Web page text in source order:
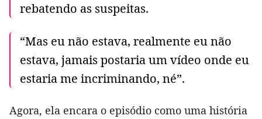
rebatendo as suspeitas.
“Mas eu não estava, realmente eu não
estava, jamais postaria um vídeo onde eu
estaria me incriminando, né”.
Agora, ela encara o episódio como uma história